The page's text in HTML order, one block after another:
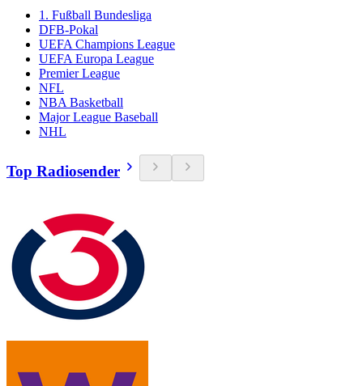
1. Fußball Bundesliga
DFB-Pokal
UEFA Champions League
UEFA Europa League
Premier League
NFL
NBA Basketball
Major League Baseball
NHL
Top Radiosender